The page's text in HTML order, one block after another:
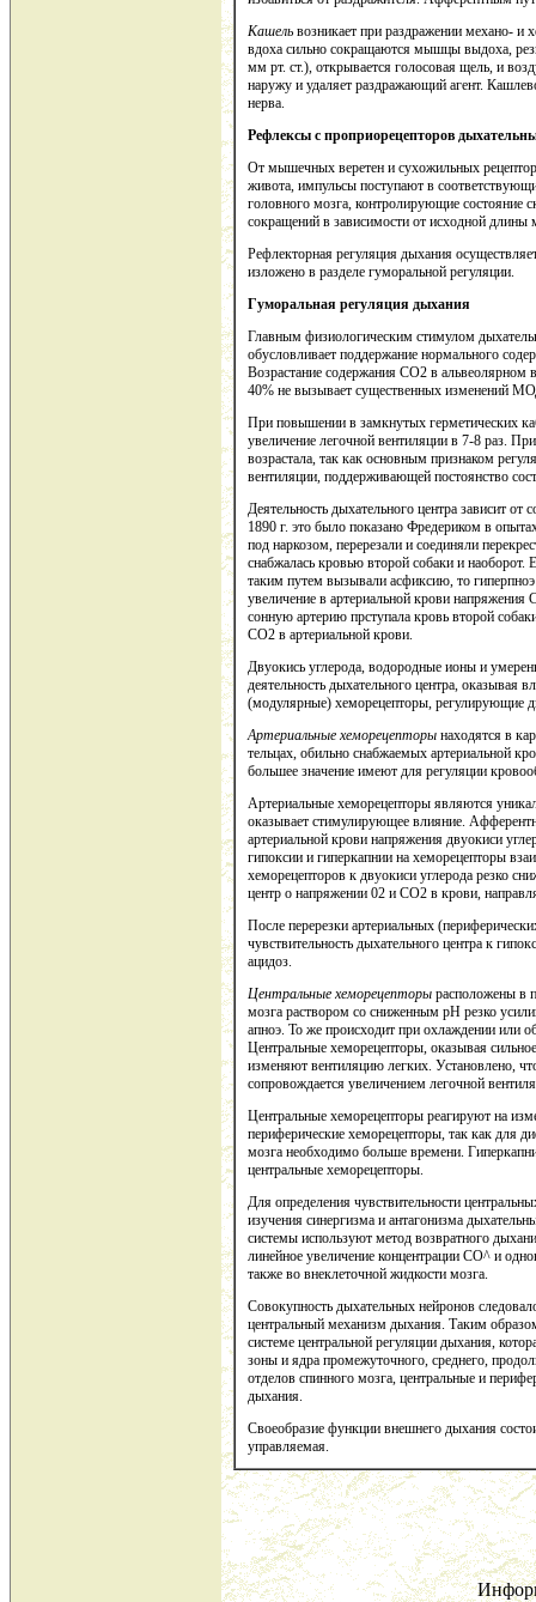
Кашель возникает при раздражении механо- и
вдоха сильно сокращаются мышцы выдоха,
мм рт. ст.), открывается голосовая щель, и
наружу и удаляет раздражающий агент.
нерва.
Рефлексы с проприорецепторов
От мышечных веретен и сухожильных
живота, импульсы поступают в
головного мозга, контролирующие состояние
сокращений в зависимости от исходной
Рефлекторная регуляция дыхания
изложено в разделе гуморальной регуляции.
Гуморальная регуляция дыхания
Главным физиологическим стимулом
обусловливает поддержание нормального
Возрастание содержания СО2 в
40% не вызывает существенных изменений
При повышении в замкнутых герметических
увеличение легочной вентиляции в 7-8 раз.
возрастала, так как основным признаком
вентиляции, поддерживающей постоянство
Деятельность дыхательного центра зависит
1890 г. это было показано Фредериком в
под наркозом, перерезали и соединяли
снабжалась кровью второй собаки и
таким путем вызывали асфиксию, то
увеличение в артериальной крови напряжения
сонную артерию прступала кровь второй
СО2 в артериальной крови.
Двуокись углерода, водородные ионы и
деятельность дыхательного центра, оказывая
(модулярные) хеморецепторы, регулирующие
Артериальные хеморецепторы находятся в
тельцах, обильно снабжаемых артериальной
большее значение имеют для регуляции
Артериальные хеморецепторы являются
оказывает стимулирующее влияние.
артериальной крови напряжения двуокиси
гипоксии и гиперкапнии на хеморецепторы
хеморецепторов к двуокиси углерода резко
центр о напряжении 02 и СО2 в крови,
После перерезки артериальных
чувствительность дыхательного центра к
ацидоз.
Центральные хеморецепторы расположены в
мозга раствором со сниженным рН резко
апноэ. То же происходит при охлаждении или
Центральные хеморецепторы, оказывая
изменяют вентиляцию легких. Установлено,
сопровождается увеличением легочной
Центральные хеморецепторы реагируют на
периферические хеморецепторы, так как для
мозга необходимо больше времени.
центральные хеморецепторы.
Для определения чувствительности
изучения синергизма и антагонизма
системы используют метод возвратного
линейное увеличение концентрации СО^ и
также во внеклеточной жидкости мозга.
Совокупность дыхательных нейронов
центральный механизм дыхания. Таким
системе центральной регуляции дыхания,
зоны и ядра промежуточного, среднего,
отделов спинного мозга, центральные и
дыхания.
Своеобразие функции внешнего дыхания
управляемая.